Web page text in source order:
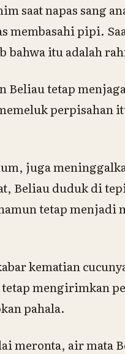
saat napas sang
membasahi pipi.
bahwa itu adalah
Beliau tetap
perpisahan
juga
Beliau duduk di
tetap menjadi
kematian
mengirimkan
pahala.
meronta, air mata